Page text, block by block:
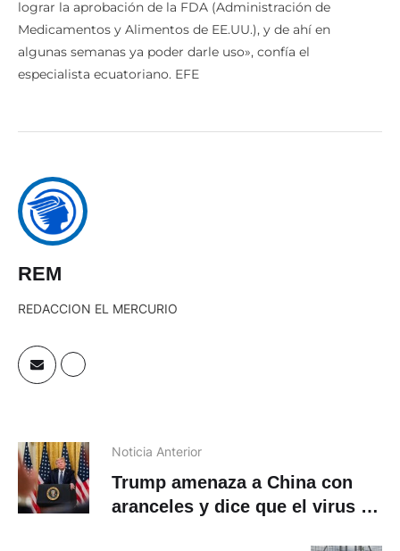
Medicamentos y Alimentos de EE.UU.), y de ahí en
algunas semanas ya poder darle uso», confía el
especialista ecuatoriano. EFE
Trump amenaza a China con
aranceles y dice que el virus se
creó en Wuhan